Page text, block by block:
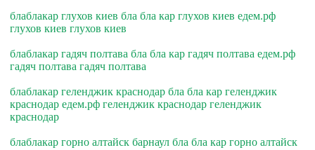
блаблакар глухов киев бла бла кар глухов киев едем.рф
глухов киев глухов киев
блаблакар гадяч полтава бла бла кар гадяч полтава едем.рф
гадяч полтава гадяч полтава
блаблакар геленджик краснодар бла бла кар геленджик
краснодар едем.рф геленджик краснодар геленджик
краснодар
блаблакар горно алтайск барнаул бла бла кар горно алтайск